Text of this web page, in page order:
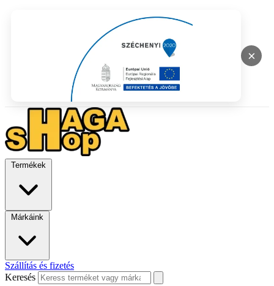
×
Termékek
Márkáink
Szállítás és fizetés
Keresés